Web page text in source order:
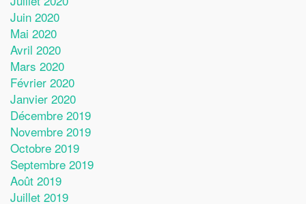
Juin 2020
Mai 2020
Avril 2020
Mars 2020
Février 2020
Janvier 2020
Décembre 2019
Novembre 2019
Octobre 2019
Septembre 2019
Août 2019
Juillet 2019